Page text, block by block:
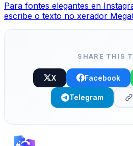
Para fontes elegantes en
escribe o texto no xerador
SHARE THIS
X Facebook
Telegram